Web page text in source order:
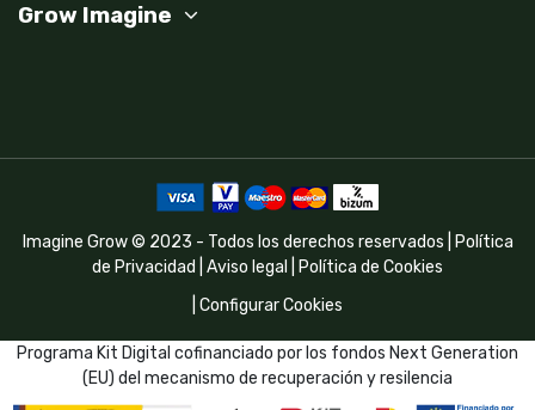
Grow Imagine
Imagine Grow © 2023 - Todos los derechos reservados |
Política
de Privacidad
Aviso legal
Política de Cookies
Configurar Cookies
Programa Kit Digital cofinanciado por los fondos Next Generation
(EU) del mecanismo de recuperación y resilencia